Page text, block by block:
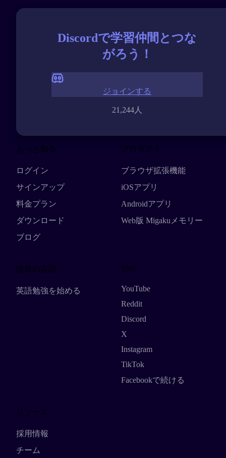
Discordで学習仲間とつな
がろう！
21,244人
ジョインする
もっと知る
ログイン
サインアップ
料金プラン
ダウンロード
ブログ
プロダクト
ブラウザ拡張機能
iOSアプリ
Androidアプリ
Web版 Migakuメモリー
注目の言語
英語勉強を始める
SNS
YouTube
Reddit
Discord
X
Instagram
TikTok
Facebookで続ける
リソース
採用情報
チーム